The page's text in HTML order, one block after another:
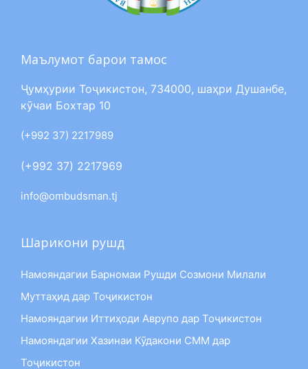
Маълумот барои тамос
Ҷумҳурии Тоҷикистон, 734000, шаҳри Душанбе,
кӯчаи Бохтар 10
(+992 37) 2217989
(+992 37) 2217969
info@ombudsman.tj
Шарикони рушд
Намояндагии Барномаи Рушди Созмони Милали
Муттаҳид дар Тоҷикистон
Намояндагии Иттиҳоди Аврупо дар Тоҷикистон
Намояндагии Хазинаи Кӯдакони СММ дар
Тоҷикистон